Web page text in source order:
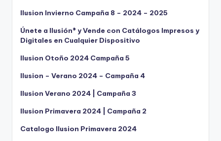
Ilusion Invierno Campaña 8 – 2024 – 2025
Únete a Ilusión® y Vende con Catálogos Impresos y
Digitales en Cualquier Dispositivo
Ilusion Otoño 2024 Campaña 5
Ilusion – Verano 2024 – Campaña 4
Ilusion Verano 2024 | Campaña 3
Ilusion Primavera 2024 | Campaña 2
Catalogo Ilusion Primavera 2024